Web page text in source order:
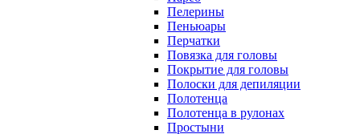
Пелерины
Пеньюары
Перчатки
Повязка для головы
Покрытие для головы
Полоски для депиляции
Полотенца
Полотенца в рулонах
Простыни